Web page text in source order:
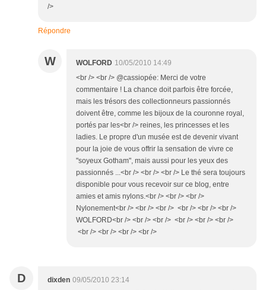
/>
Répondre
W WOLFORD 10/05/2010 14:49
<br /> <br /> @cassiopée: Merci de votre
commentaire ! La chance doit parfois être forcée,
mais les trésors des collectionneurs passionnés
doivent être, comme les bijoux de la couronne royal,
portés par les<br /> reines, les princesses et les
ladies. Le propre d'un musée est de devenir vivant
pour la joie de vous offrir la sensation de vivre ce
"soyeux Gotham", mais aussi pour les yeux des
passionnés ...<br /> <br /> <br /> Le thé sera toujours
disponible pour vous recevoir sur ce blog, entre
amies et amis nylons.<br /> <br /> <br />
Nylonement<br /> <br /> <br /> <br /> <br /> <br />
WOLFORD<br /> <br /> <br /> <br /> <br /> <br />
<br /> <br /> <br /> <br />
D dixden 09/05/2010 23:14